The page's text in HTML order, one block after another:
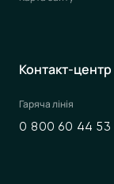
Контакт-центр
Гаряча лінія
0 800 60 44 53